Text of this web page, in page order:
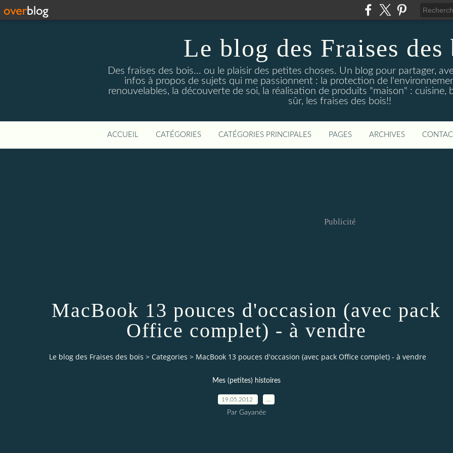
Le blog des Fraises des
Des fraises des bois... ou le plaisir des petites choses. Un blog pour partager,
infos à propos de sujets qui me passionnent : la protection de
renouvelables, la découverte de soi, la réalisation de produits "maison" : cuisine,
sûr, les fraises des bois!!
ACCUEIL CATÉGORIES CATÉGORIES PRINCIPALES PAGES ARCHIVES
Publicité
MacBook 13 pouces d'occasion (avec pack
Office complet) - à vendre
Le blog des Fraises des bois > Categories > MacBook 13 pouces d'occasion (avec pack Office complet) - à vendre
Mes (petites) histoires
19.05.2012
Par Gayanée